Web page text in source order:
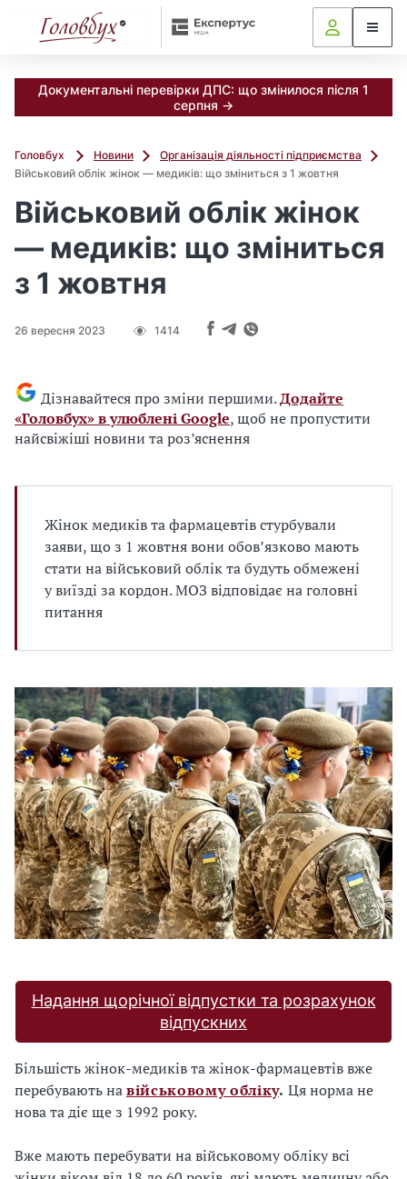
Документальні перевірки ДПС: що змінилося після 1
серпня →
Головбух Новини
Організація діяльності підприємства
Військовий облік жінок — медиків: що зміниться з 1 жовтня
Військовий облік жінок
— медиків: що зміниться
з 1 жовтня
26 вересня 2023 1414
Дізнавайтеся про зміни першими.Додайте
«Головбух» в улюблені Google, щоб не пропустити
найсвіжіші новини та роз’яснення
Жінок медиків та фармацевтів стурбували
заяви, що з 1 жовтня вони обовʼязково мають
стати на військовий облік та будуть обмежені
у виїзді за кордон. МОЗ відповідає на головні
питання
Надання щорічної відпустки та розрахунок
відпускних
Більшість жінок-медиків та жінок-фармацевтів вже
перебувають навійськовому обліку. Ця норма не
нова та діє ще з 1992 року.
Вже мають перебувати на військовому обліку всі